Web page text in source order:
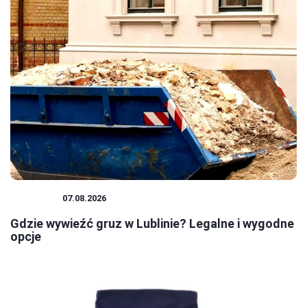
07.08.2026
Gdzie wywieźć gruz w Lublinie? Legalne i wygodne
opcje